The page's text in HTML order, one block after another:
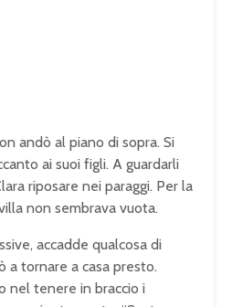
andò al piano di sopra. Si
ai suoi figli. A guardarli
riposare nei paraggi. Per la
non sembrava vuota.
accadde qualcosa di
a tornare a casa presto.
nel tenere in braccio i